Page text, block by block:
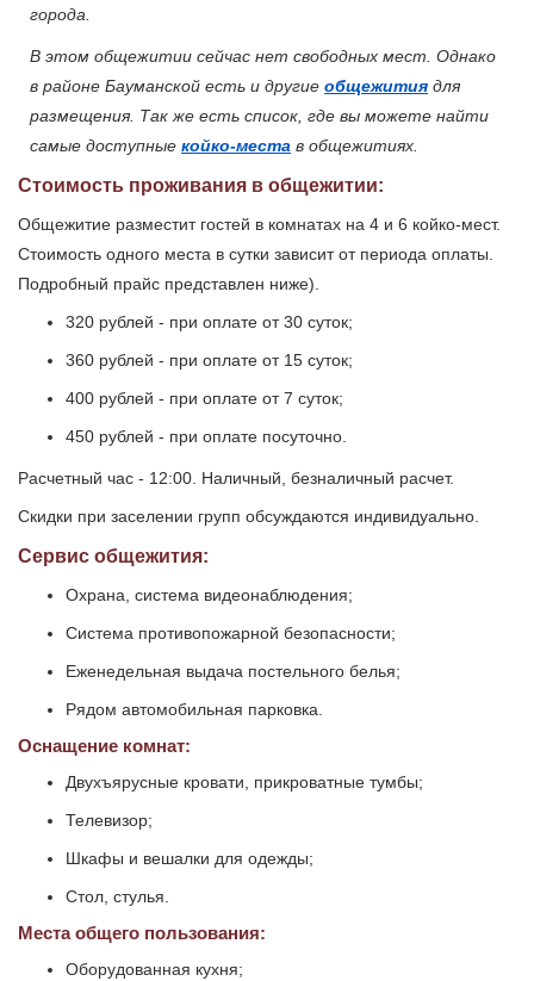
города.
В этом общежитии сейчас нет свободных мест. Однако
в районе Бауманской есть и другие общежития для
размещения. Так же есть список, где вы можете найти
самые доступные койко-места в общежитиях.
Стоимость проживания в общежитии:
Общежитие разместит гостей в комнатах на 4 и 6 койко-мест.
Стоимость одного места в сутки зависит от периода оплаты.
Подробный прайс представлен ниже).
320 рублей - при оплате от 30 суток;
360 рублей - при оплате от 15 суток;
400 рублей - при оплате от 7 суток;
450 рублей - при оплате посуточно.
Расчетный час - 12:00. Наличный, безналичный расчет.
Скидки при заселении групп обсуждаются индивидуально.
Сервис общежития:
Охрана, система видеонаблюдения;
Система противопожарной безопасности;
Еженедельная выдача постельного белья;
Рядом автомобильная парковка.
Оснащение комнат:
Двухъярусные кровати, прикроватные тумбы;
Телевизор;
Шкафы и вешалки для одежды;
Стол, стулья.
Места общего пользования:
Оборудованная кухня;